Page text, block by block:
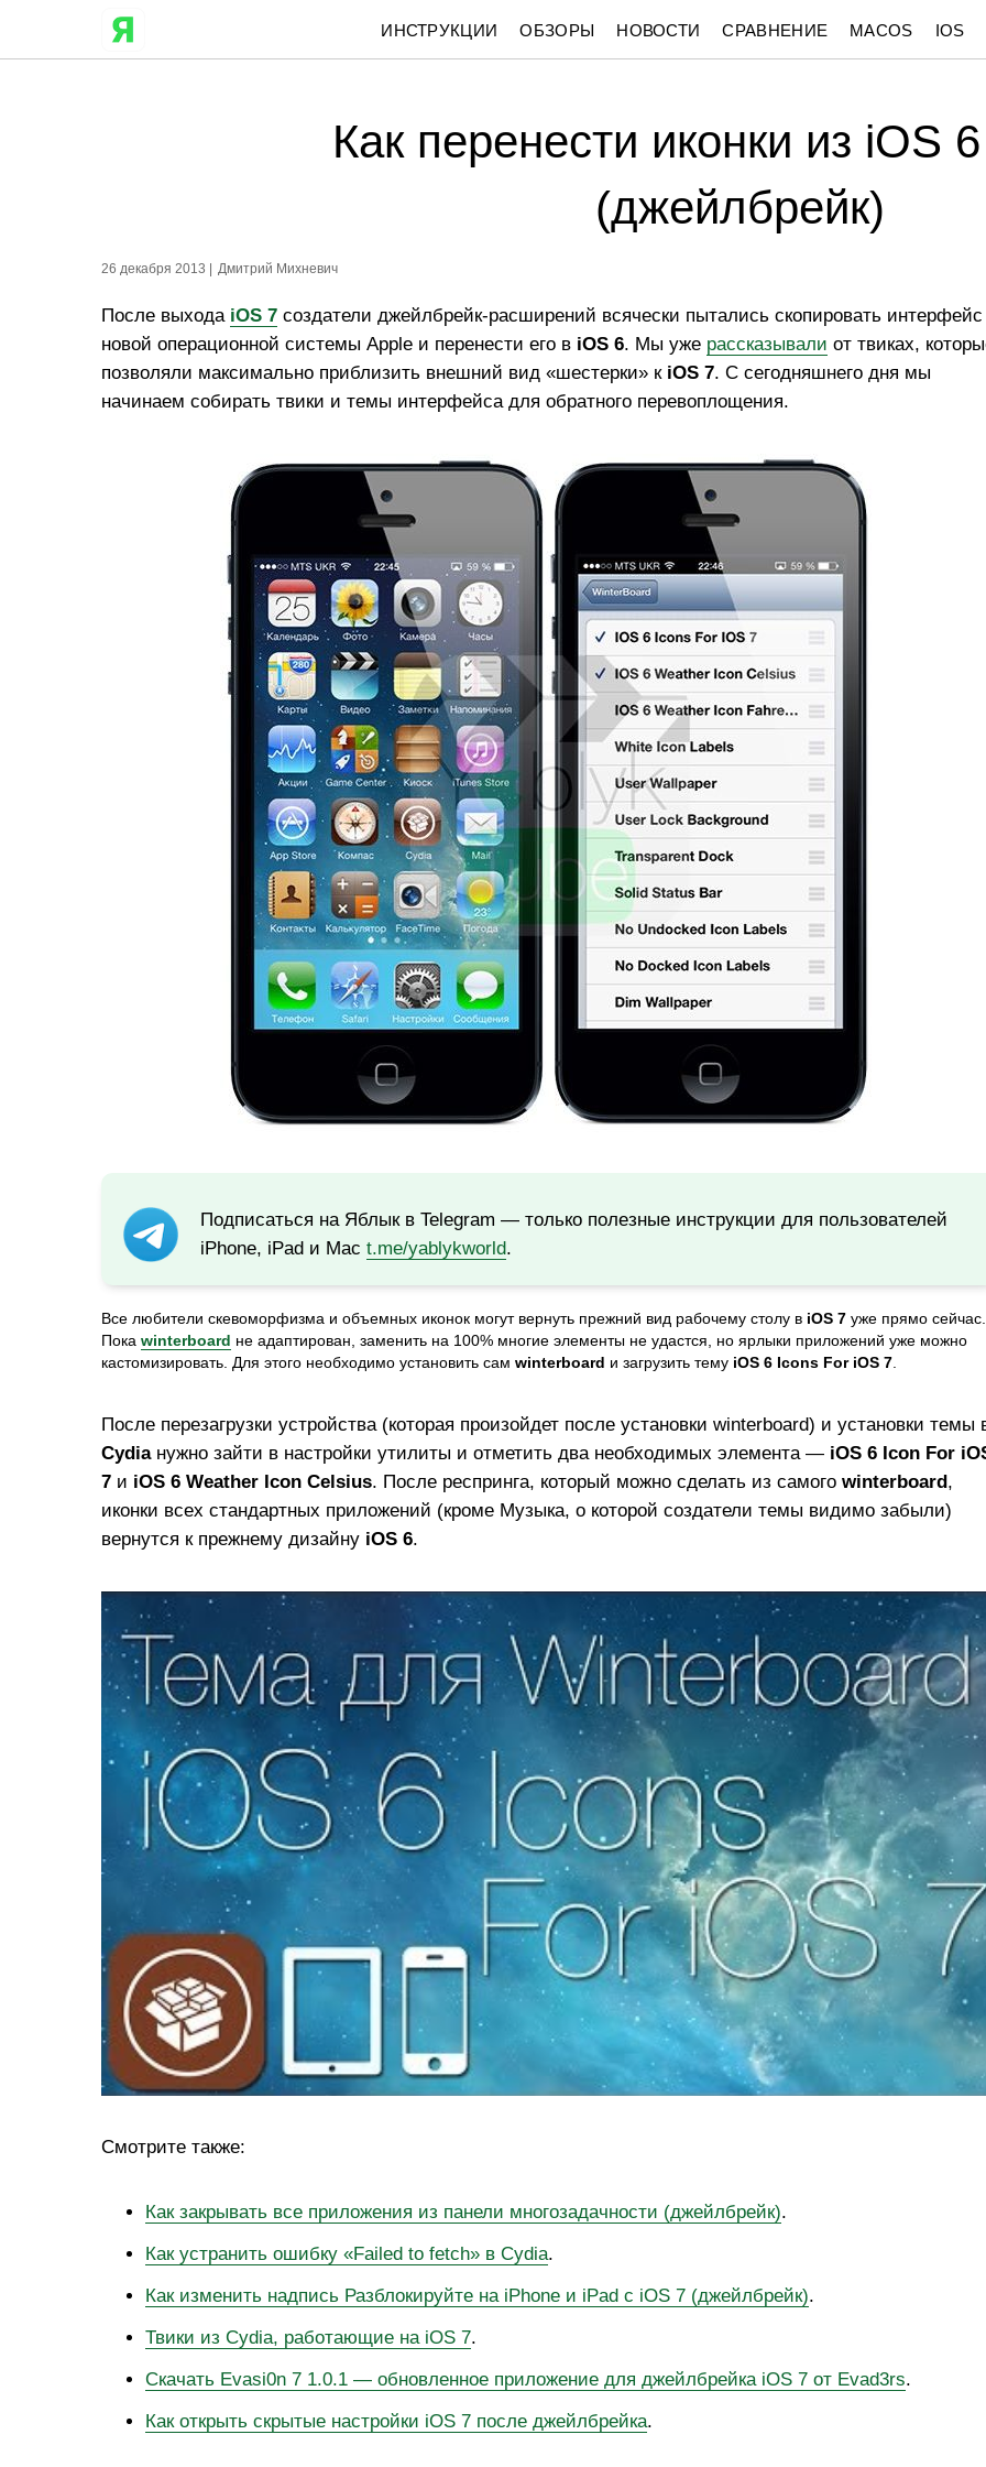
ИНСТРУКЦИИ ОБЗОРЫ НОВОСТИ СРАВНЕНИЕ MACOS IOS
Как перенести иконки из iOS
(джейлбрейк)
26 декабря 2013 | Дмитрий Михневич
После выхода iOS 7 создатели джейлбрейк-расширений всячески пытались скопировать интерфейс
новой операционной системы Apple и перенести его в iOS 6. Мы уже рассказывали от твиках,
позволяли максимально приблизить внешний вид «шестерки» к iOS 7. C сегодняшнего дня мы
начинаем собирать твики и темы интерфейса для обратного перевоплощения.
Подписаться на Яблык в Telegram — только полезные инструкции для пользователей
iPhone, iPad и Mac t.me/yablykworld.
Все любители скевоморфизма и объемных иконок могут вернуть прежний вид рабочему столу в iOS 7 уже прямо сейчас.
Пока winterboard не адаптирован, заменить на 100% многие элементы не удастся, но ярлыки приложений уже можно
кастомизировать. Для этого необходимо установить сам winterboard и загрузить тему iOS 6 Icons For iOS 7
После перезагрузки устройства (которая произойдет после установки winterboard) и установки темы
Cydiaнужно зайти в настройки утилиты и отметить два необходимых элемента — iOS 6 Icon For
7 и iOS 6 Weather Icon Celsius. После респринга, который можно сделать из самого winterboard,
иконки всех стандартных приложений (кроме Музыка, о которой создатели темы видимо забыли)
вернутся к прежнему дизайну iOS 6.
Смотрите также:
Как закрывать все приложения из панели многозадачности (джейлбрейк).
Как устранить ошибку «Failed to fetch» в Cydia.
Как изменить надпись Разблокируйте на iPhone и iPad с iOS 7 (джейлбрейк).
Твики из Cydia, работающие на iOS 7.
Скачать Evasi0n 7 1.0.1 — обновленное приложение для джейлбрейка iOS 7 от Evad3rs.
Как открыть скрытые настройки iOS 7 после джейлбрейка.